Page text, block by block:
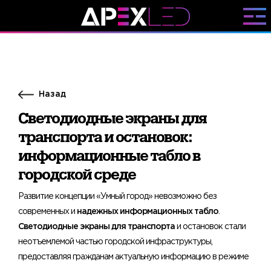
Назад
Светодиодные экраны для
транспорта и остановок:
информационные табло в
городской среде
Развитие концепции «Умный город» невозможно без
современных и надежных информационных табло
Светодиодные экраны для транспорта и остановок стали
неотъемлемой частью городской инфраструктуры,
предоставляя гражданам актуальную информацию в режиме